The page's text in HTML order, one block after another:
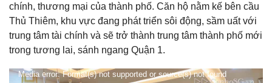
chính, thương mại của thành phố. Căn hộ nằm kế bên cầu
Thủ Thiêm, khu vực đang phát triển sôi động, sầm uất với
trung tâm tài chính và sẽ trở thành trung tâm thành phố mới
trong tương lai, sánh ngang Quận 1.
Video
Media error: Format(s) not supported or source(s) not found